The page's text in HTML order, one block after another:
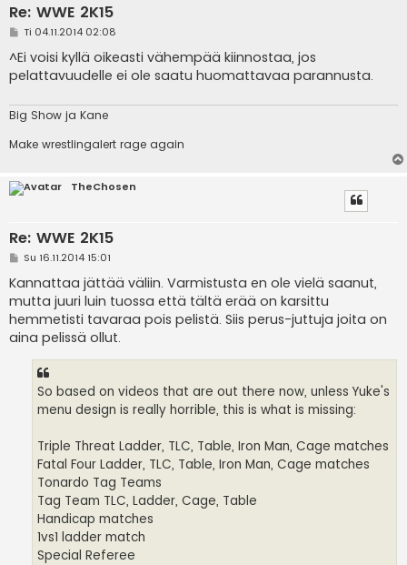
Re: WWE 2K15
V
e
s
t
Ti 04.11.2014 02:08
^Ei voisi kyllä oikeasti vähempää kiinnostaa, jos
pelattavuudelle ei ole saatu huomattavaa parannusta.
Big Show ja Kane
Make wrestlingalert rage again
TheChosen
Re: WWE 2K15
V
e
s
t
i
Su 16.11.2014 15:01
Kannattaa jättää väliin. Varmistusta en ole vielä saanut,
mutta juuri luin tuossa että tältä erää on karsittu
hemmetisti tavaraa pois pelistä. Siis perus-juttuja joita on
aina pelissä ollut.
So based on videos that are out there now, unless Yuke's
menu design is really horrible, this is what is missing:
Triple Threat Ladder, TLC, Table, Iron Man, Cage matches
Fatal Four Ladder, TLC, Table, Iron Man, Cage matches
Tonardo Tag Teams
Tag Team TLC, Ladder, Cage, Table
Handicap matches
1vs1 ladder match
Special Referee